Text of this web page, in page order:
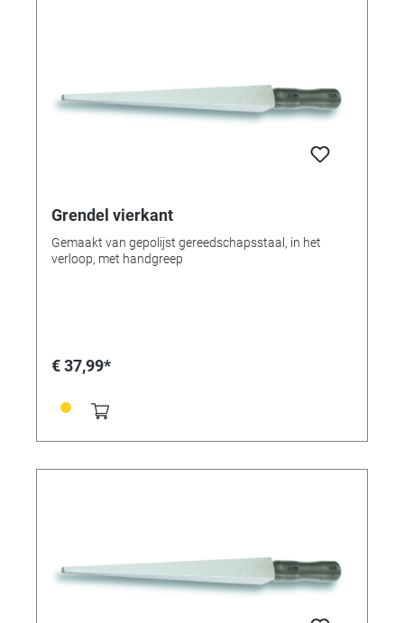
Grendel vierkant
Gemaakt van gepolijst gereedschapsstaal, in het
verloop, met handgreep
€ 37,99*